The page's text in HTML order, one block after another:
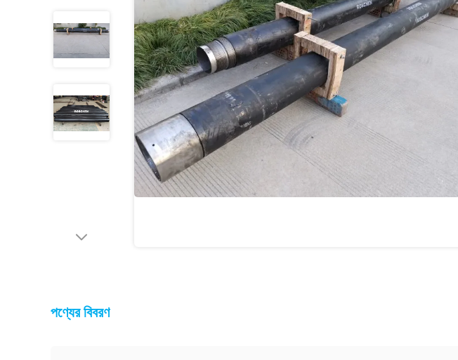
পণ্যের বিবরণ